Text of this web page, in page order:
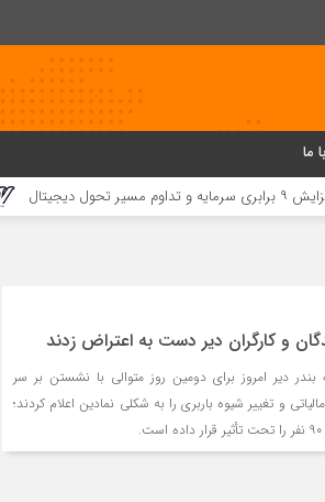
ما
و کارگران دیر دست به اعتراض زدند
دیر امروز برای دومین روز متوالی با نشستن بر سر
و تغییر شیوه باربری را به شکلی نمادین اعلام کردند؛